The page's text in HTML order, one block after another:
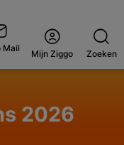
Mail Open
Mijn Ziggo
Zoeken
2026